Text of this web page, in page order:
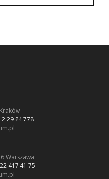
29 84 778
Warszawa
22 417 41 75